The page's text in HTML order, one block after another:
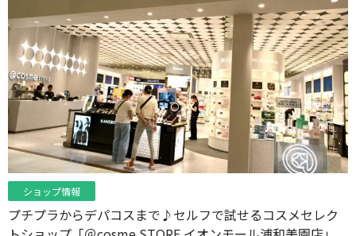
ショップ情報
プチプラからデパコスまで♪セルフで試せるコスメセレク